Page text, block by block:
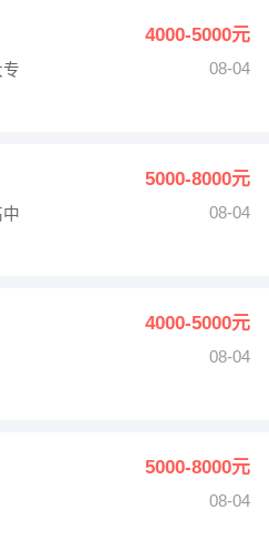
4000-5000元
专
08-04
5000-8000元
中
08-04
4000-5000元
08-04
5000-8000元
08-04